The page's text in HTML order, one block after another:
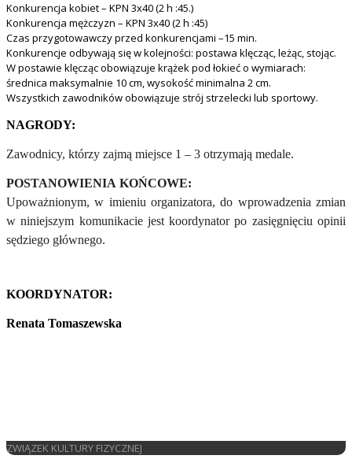
Konkurencja kobiet – KPN 3x40 (2 h :45.)
Konkurencja mężczyzn – KPN 3x40 (2 h :45)
Czas przygotowawczy przed konkurencjami –15 min.
Konkurencje odbywają się w kolejności: postawa klęcząc, leżąc, stojąc.
W postawie klęcząc obowiązuje krążek pod łokieć o wymiarach:
średnica maksymalnie 10 cm, wysokość minimalna 2 cm.
Wszystkich zawodników obowiązuje strój strzelecki lub sportowy.
NAGRODY:
Zawodnicy, którzy zajmą miejsce 1 – 3 otrzymają medale.
POSTANOWIENIA KOŃCOWE:
Upoważnionym, w imieniu organizatora, do wprowadzenia zmian
w niniejszym komunikacie jest koordynator po zasięgnięciu opinii
sędziego głównego.
KOORDYNATOR:
Renata Tomaszewska
ZWIĄZEK KULTURY FIZYCZNEJ